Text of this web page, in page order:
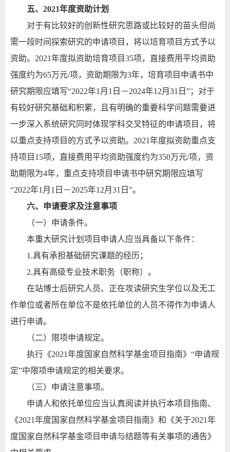
五、 2021年度资助计划
对于有比较好的创新性研究思路或比较好的苗头但尚
需一段时间探索研究的申请项目，将以培育项目方式予以
资助。 2021年度拟资助培育项目35项，直接费用平均资助
强度约为65万元/项，资助期限为3年，培育项目申请书中
研究期限应填写“2022年1 月 1 日－2024年12月 31 日 ”；对于
有较好研究基础和积累，且有明确的重要科学问题需要进
一步深入系统研究同时体现学科交叉特征的申请项目，将
以重点支持项目的方式予以资助。 2021年度拟资助重点支
持项目 15项，直接费用平均资助强度约为350万元/项，资
助期限为4年，重点支持项目申请书中研究期限应填写
“2022年1 月 1 日－2025年12月 31 日 ”。
六、申请要求及注意事项
（一）申请条件。
本重大研究计划项目申请人应当具备以下条件：
1.具有承担基础研究课题的经历；
2.具有高级专业技术职务（职称）。
在站博士后研究人员、正在攻读研究生学位以及无工
作单位或者所在单位不是依托单位的人员不得作为申请人
进行申请。
（二）限项申请规定。
执行《2021年度国家自然科学基金项目指南》 “申请规
定”中限项申请规定的相关要求。
（三）申请注意事项。
申请人和依托单位应当认真阅读并执行本项目指南、
《2021年度国家自然科学基金项目指南》和《关于2021年
度国家自然科学基金项目申请与结题等有关事项的通告》